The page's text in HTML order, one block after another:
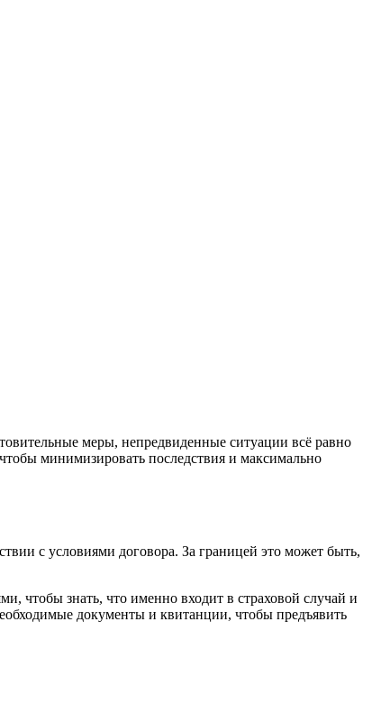
меры, непредвиденные ситуации всё равно
минимизировать последствия и максимально
с условиями договора. За границей это может быть,
чтобы знать, что именно входит в страховой случай и
документы и квитанции, чтобы предъявить